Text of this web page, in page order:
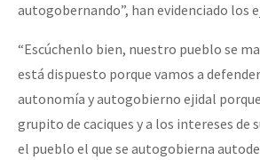
autogobernando”, han evidenciado los
“Escúchenlo bien, nuestro pueblo se
está dispuesto porque vamos a
autonomía y autogobierno ejidal
grupito de caciques y a los intereses de
el pueblo el que se autogobierna